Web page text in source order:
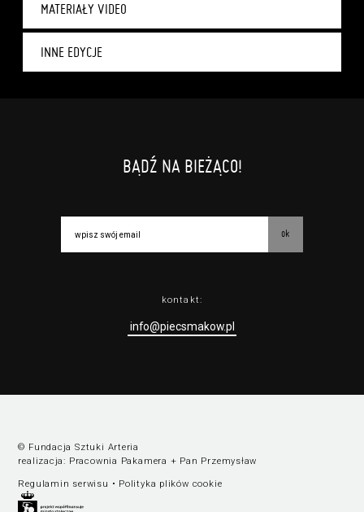
MATERIAŁY VIDEO
INNE EDYCJE
BĄDŹ NA BIEŻĄCO!
ok
kontakt:
info@piecsmakow.pl
© Fundacja Sztuki Arteria
realizacja: Pracownia Pakamera + Pan Przemysław
Regulamin serwisu • Polityka plików cookie